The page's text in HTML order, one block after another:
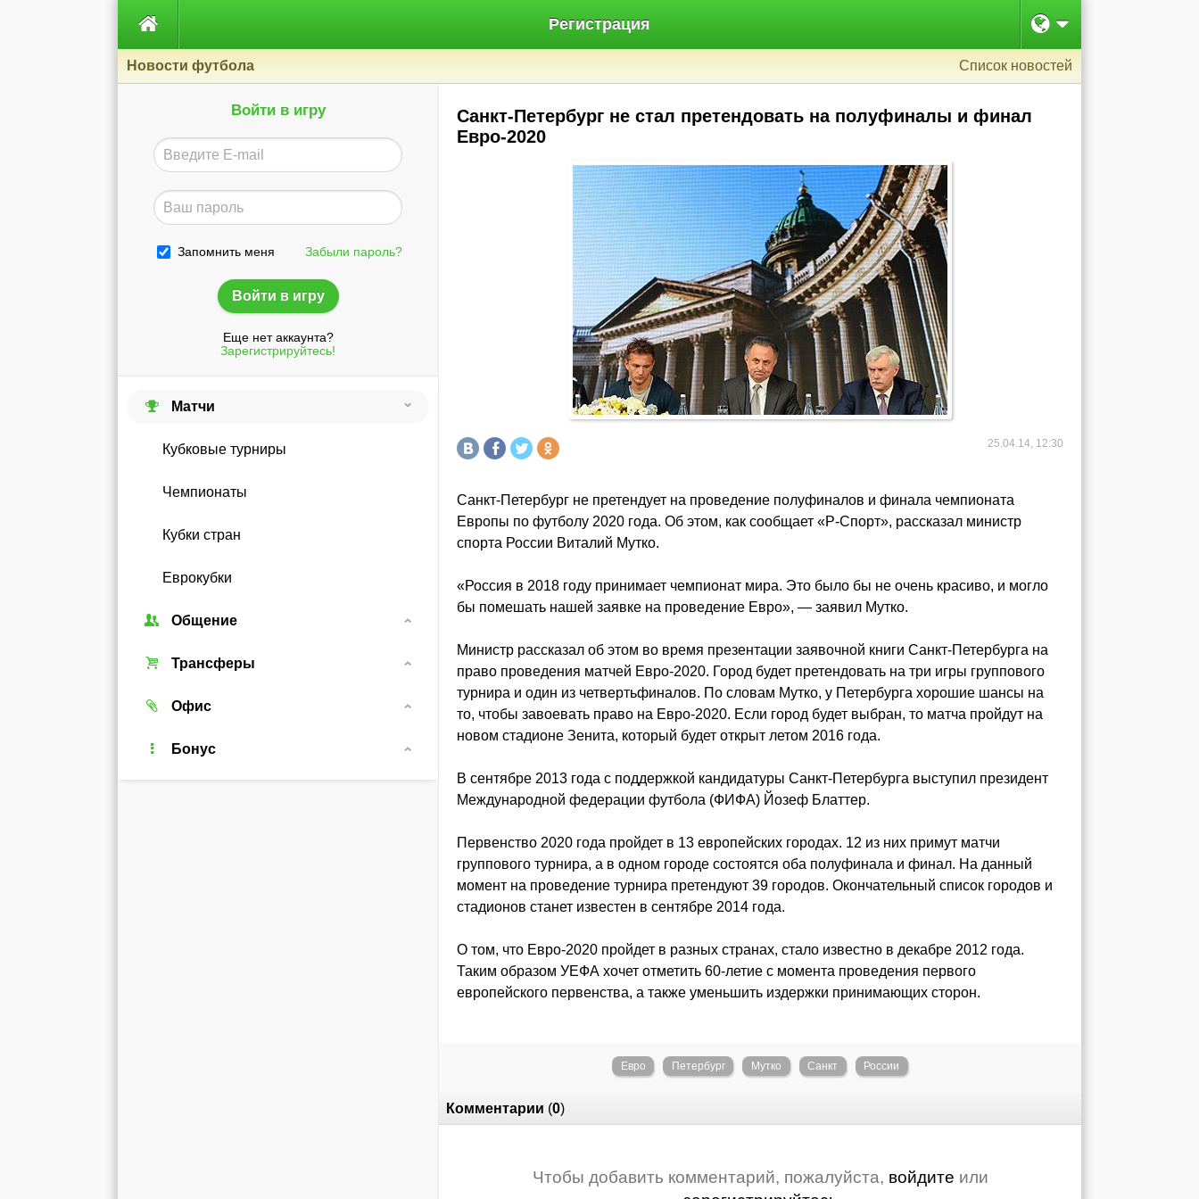
 Регистрация
Новости футбола Список новостей
Войти в игру
Запомнить меня Забыли пароль?
Еще нет аккаунта?
Зарегистрируйтесь!
Матчи
Кубковые турниры
Чемпионаты
Кубки стран
Еврокубки
Общение
Союзы
Форум
Чат
Трансферы
Трансферный рынок
Реальные игроки
Офис
Легенды
Бонус
Санкт-Петербург не стал претендовать на полуфиналы и финал
Евро-2020
25.04.14, 12:30
Санкт-Петербург не претендует на проведение полуфиналов и финала чемпионата
Европы по футболу 2020 года. Об этом, как сообщает «Р-Спорт», рассказал министр
спорта России Виталий Мутко.
«Россия в 2018 году принимает чемпионат мира. Это было бы не очень красиво, и могло
бы помешать нашей заявке на проведение Евро», — заявил Мутко.
Министр рассказал об этом во время презентации заявочной книги Санкт-Петербурга на
право проведения матчей Евро-2020. Город будет претендовать на три игры группового
турнира и один из четвертьфиналов. По словам Мутко, у Петербурга хорошие шансы на
то, чтобы завоевать право на Евро-2020. Если город будет выбран, то матча пройдут на
новом стадионе Зенита, который будет открыт летом 2016 года.
В сентябре 2013 года с поддержкой кандидатуры Санкт-Петербурга выступил президент
Международной федерации футбола (ФИФА) Йозеф Блаттер.
Первенство 2020 года пройдет в 13 европейских городах. 12 из них примут матчи
группового турнира, а в одном городе состоятся оба полуфинала и финал. На данный
момент на проведение турнира претендуют 39 городов. Окончательный список городов и
стадионов станет известен в сентябре 2014 года.
О том, что Евро-2020 пройдет в разных странах, стало известно в декабре 2012 года.
Таким образом УЕФА хочет отметить 60-летие с момента проведения первого
европейского первенства, а также уменьшить издержки принимающих сторон.
Евро Петербург Мутко Санкт России
Комментарии (0)
Чтобы добавить комментарий, пожалуйста, войдите или